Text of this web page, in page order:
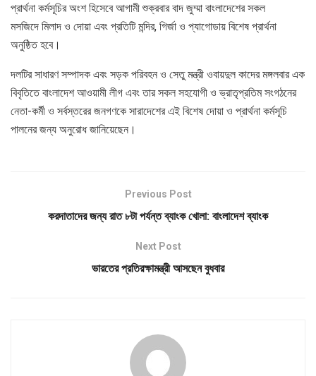
প্রার্থনা কর্মসূচির অংশ হিসেবে আগামী শুক্রবার বাদ জুম্মা বাংলাদেশের সকল
মসজিদে মিলাদ ও দোয়া এবং প্রতিটি মন্দির, গির্জা ও প্যাগোডায় বিশেষ প্রার্থনা
অনুষ্ঠিত হবে।
দলটির সাধারণ সম্পাদক এবং সড়ক পরিবহন ও সেতু মন্ত্রী ওবায়দুল কাদের মঙ্গলবার এক
বিবৃতিতে বাংলাদেশ আওয়ামী লীগ এবং তার সকল সহযোগী ও ভ্রাতৃপ্রতিম সংগঠনের
নেতা-কর্মী ও সর্বস্তরের জনগণকে সারাদেশের এই বিশেষ দোয়া ও প্রার্থনা কর্মসূচি
পালনের জন্য অনুরোধ জানিয়েছেন।
Previous Post
করদাতাদের জন্য রাত ৮টা পর্যন্ত ব্যাংক খোলা: বাংলাদেশ ব্যাংক
Next Post
ভারতের প্রতিরক্ষামন্ত্রী আসছেন বুধবার